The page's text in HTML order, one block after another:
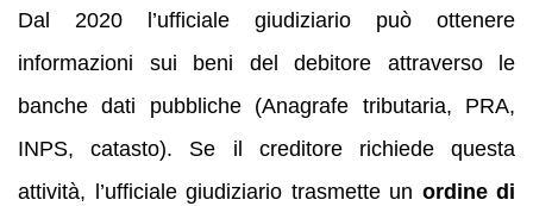
Dal 2020 l’ufficiale giudiziario può ottenere
informazioni sui beni del debitore attraverso le
banche dati pubbliche (Anagrafe tributaria, PRA,
INPS, catasto). Se il creditore richiede questa
attività, l’ufficiale giudiziario trasmette un ordine di